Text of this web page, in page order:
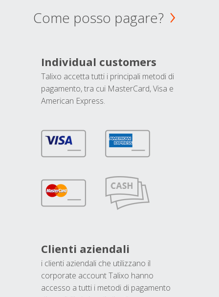
Come posso pagare?
Individual customers
Talixo accetta tutti i principali metodi di
pagamento, tra cui MasterCard, Visa e
American Express.
Clienti aziendali
i clienti aziendali che utilizzano il
corporate account Talixo hanno
accesso a tutti i metodi di pagamento